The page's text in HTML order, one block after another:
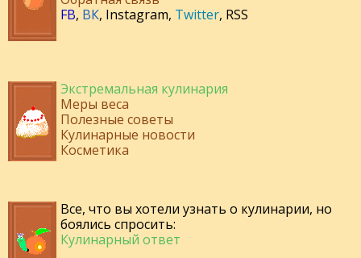
FB, ВК, Instagram, Twitter, RSS
Экстремальная кулинария
Меры веса
Полезные советы
Кулинарные новости
Косметика
Все, что вы хотели узнать о кулинарии, но
боялись спросить:
Кулинарный ответ